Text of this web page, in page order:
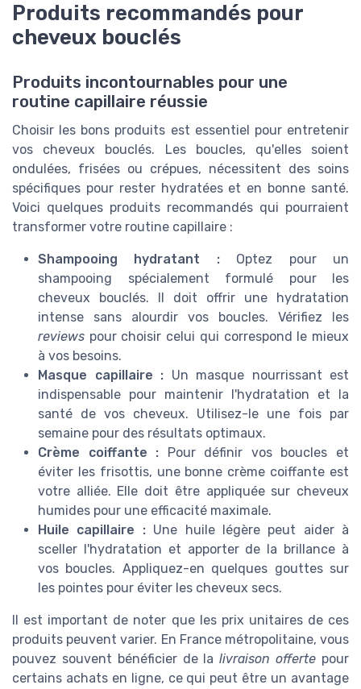
Produits recommandés pour
cheveux bouclés
Produits incontournables pour une
routine capillaire réussie
Choisir les bons produits est essentiel pour entretenir
vos cheveux bouclés. Les boucles, qu'elles soient
ondulées, frisées ou crépues, nécessitent des soins
spécifiques pour rester hydratées et en bonne santé.
Voici quelques produits recommandés qui pourraient
transformer votre routine capillaire :
Shampooing hydratant :Optez pour un
shampooing spécialement formulé pour les
cheveux bouclés. Il doit offrir une hydratation
intense sans alourdir vos boucles. Vérifiez les
reviews pour choisir celui qui correspond le mieux
à vos besoins.
Masque capillaire : Un masque nourrissant est
indispensable pour maintenir l'hydratation et la
santé de vos cheveux. Utilisez-le une fois par
semaine pour des résultats optimaux.
Crème coiffante : Pour définir vos boucles et
éviter les frisottis, une bonne crème coiffante est
votre alliée. Elle doit être appliquée sur cheveux
humides pour une efficacité maximale.
Huile capillaire :Une huile légère peut aider à
sceller l'hydratation et apporter de la brillance à
vos boucles. Appliquez-en quelques gouttes sur
les pointes pour éviter les cheveux secs.
Il est important de noter que les prix unitaires de ces
produits peuvent varier. En France métropolitaine, vous
pouvez souvent bénéficier de lalivraison offerte pour
certains achats en ligne, ce qui peut être un avantage